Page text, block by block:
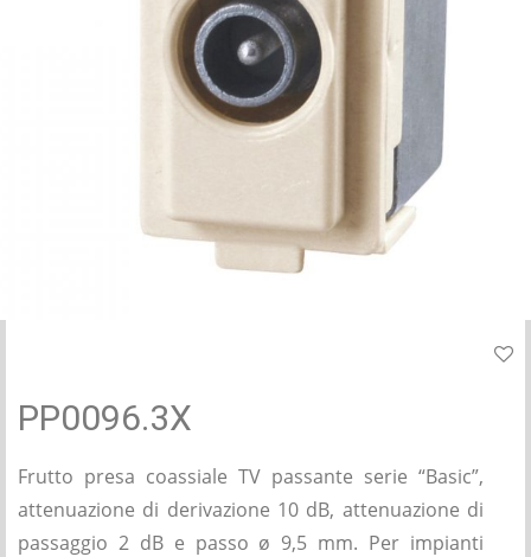
PP0096.3X
Frutto presa coassiale TV passante serie “Basic”,
attenuazione di derivazione 10 dB, attenuazione di
passaggio 2 dB e passo ø 9,5 mm. Per impianti